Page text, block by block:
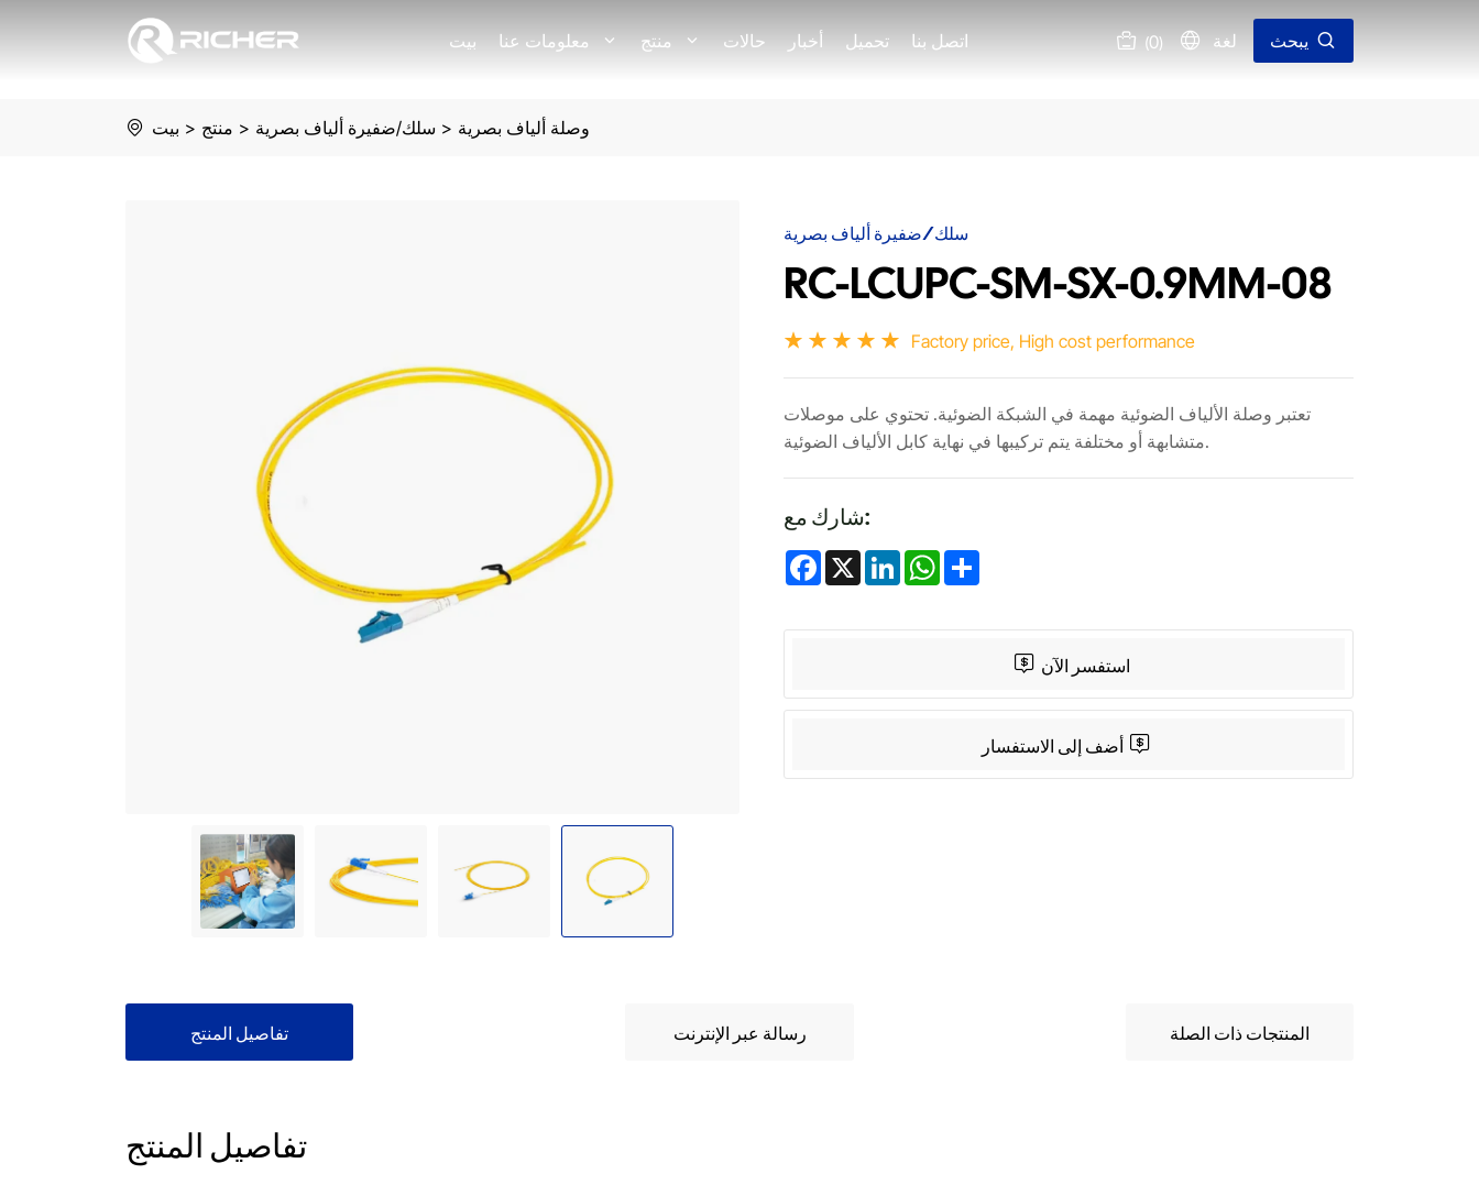
بيت حالات أخبار تحميل اتصل بنا (0) لغة يبحث
Fiber
optic
outjacket:LSZH
diameter:0.9mm
بيت > منتج > سلك/ضفيرة ألياف بصرية > وصلة ألياف بصرية
سلك/ضفيرة ألياف بصرية
RC-LCUPC-SM-SX-0.9MM-08
Factory price, High cost performance
تعتبر وصلة الألياف الضوئية مهمة في الشبكة الضوئية. تحتوي على موصلات
متشابهة أو مختلفة يتم تركيبها في نهاية كابل الألياف الضوئية.
شارك مع:
Facebook
X LinkedInWhatsApp
استفسر الآن
أضف إلى الاستفسار
تفاصيل المنتج رسالة عبر الإنترنت المنتجات ذات الصلة
تفاصيل المنتج